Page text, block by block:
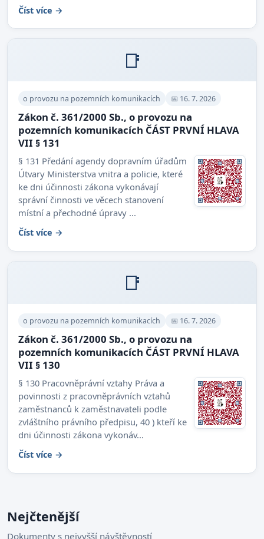
Číst více →
📑
o provozu na pozemních komunikacích 📅 16. 7. 2026
Zákon č. 361/2000 Sb., o provozu na
pozemních komunikacích ČÁST PRVNÍ HLAVA
VII § 131
§ 131 Předání agendy dopravním úřadům
Útvary Ministerstva vnitra a policie, které
ke dni účinnosti zákona vykonávají
správní činnosti ve věcech stanovení
místní a přechodné úpravy ...
Číst více →
📑
o provozu na pozemních komunikacích 📅 16. 7. 2026
Zákon č. 361/2000 Sb., o provozu na
pozemních komunikacích ČÁST PRVNÍ HLAVA
VII § 130
§ 130 Pracovněprávní vztahy Práva a
povinnosti z pracovněprávních vztahů
zaměstnanců k zaměstnavateli podle
zvláštního právního předpisu, 40 ) kteří ke
dni účinnosti zákona vykonáv...
Číst více →
Nejčtenější
Dokumenty s nejvyšší návštěvností